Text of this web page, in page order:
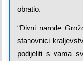
obratio.
“Divni narode
stanovnici
podijeliti s vama